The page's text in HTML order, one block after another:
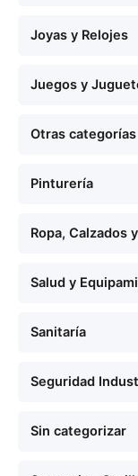
Joyas y Relojes
Juegos y
Otras categorías
Pinturería
Ropa, Calzados
Salud y
Sanitaría
Seguridad
Sin categorizar